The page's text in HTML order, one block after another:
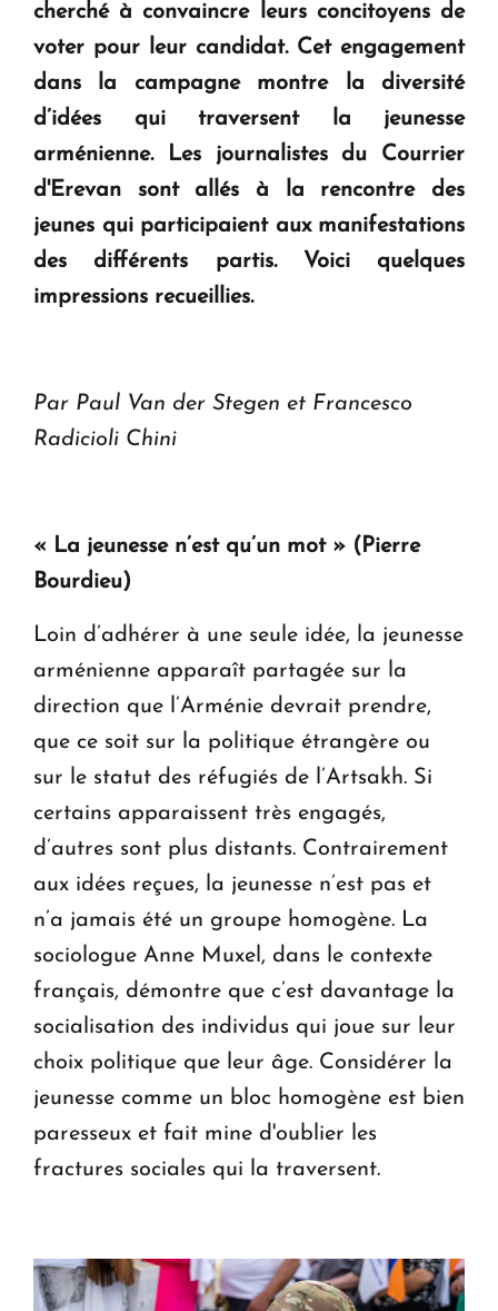
Le premier hôtel Hyatt Regency d'Arménie
ouvrira ses portes à Dilijan
cherché à convaincre leurs concitoyens de
voter pour leur candidat. Cet engagement
dans la campagne montre la diversité
d’idées qui traversent la jeunesse
arménienne. Les journalistes du Courrier
d'Erevan sont allés à la rencontre des
jeunes qui participaient aux manifestations
des différents partis. Voici quelques
impressions recueillies.
Par Paul Van der Stegen et Francesco
Radicioli Chini
« La jeunesse n’est qu’un mot » (Pierre
Bourdieu)
Loin d’adhérer à une seule idée, la jeunesse
arménienne apparaît partagée sur la
direction que l’Arménie devrait prendre,
que ce soit sur la politique étrangère ou
sur le statut des réfugiés de l’Artsakh. Si
certains apparaissent très engagés,
d’autres sont plus distants. Contrairement
aux idées reçues, la jeunesse n’est pas et
n’a jamais été un groupe homogène. La
sociologue Anne Muxel, dans le contexte
français, démontre que c’est davantage la
socialisation des individus qui joue sur leur
choix politique que leur âge. Considérer la
jeunesse comme un bloc homogène est bien
paresseux et fait mine d'oublier les
fractures sociales qui la traversent.